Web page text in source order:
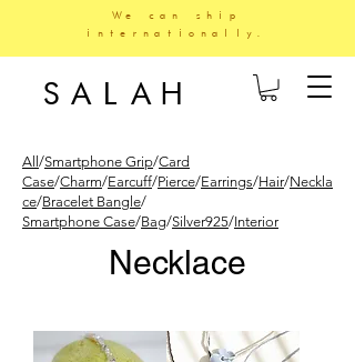
We can ship
internationally.
SALAH
All/Smartphone Grip/Card
Case/Charm/Earcuff/Pierce/Earrings/Hair/Neckla
ce/Bracelet Bangle/
Smartphone Case/Bag/Silver925/Interior
Necklace